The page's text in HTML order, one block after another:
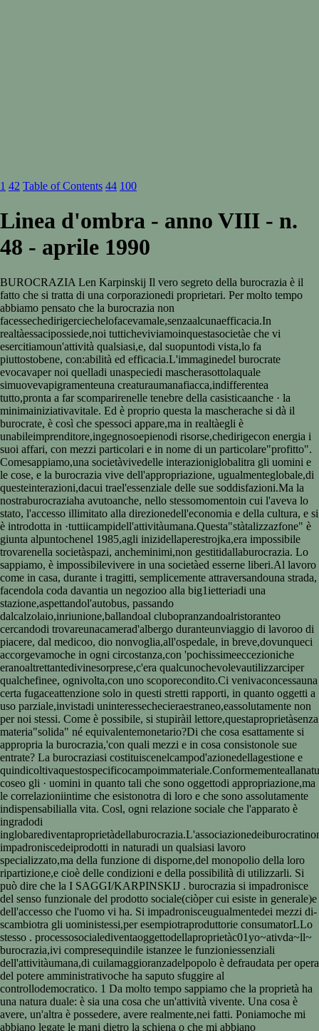
1 42 Table of Contents 44 100
Linea d'ombra - anno VIII - n.
48 - aprile 1990
BUROCRAZIA Len Karpinskij Il vero segreto della burocrazia è il
fatto che si tratta di una corporazionedi proprietari. Per molto tempo
abbiamo pensato che la burocrazia non
facessechedirigerciechelofacevamale,senzaalcunaefficacia.In
realtàessacipossiede,noi tutticheviviamoinquestasocietàe che vi
esercitiamoun'attività qualsiasi,e, dal suopuntodi vista,lo fa
piuttostobene, con:abilità ed efficacia.L'immaginedel burocrate
evocavaper noi quelladi unaspeciedi mascherasottolaquale
simuovevapigramenteuna creaturaumanafiacca,indifferentea
tutto,pronta a far scomparirenelle tenebre della casisticaanche · la
minimainiziativavitale. Ed è proprio questa la mascherache si dà il
burocrate, è così che spessoci appare,ma in realtàegli è
unabileimprenditore,ingegnosoepienodi risorse,chedirigecon energia i
suoi affari, con mezzi particolari e in nome di un particolare"profitto".
Comesappiamo,una societàvivedelle interazioniglobalitra gli uomini e
le cose, e la burocrazia vive dell'appropriazione, ugualmenteglobale,di
questeinterazioni,dacui trael'essenziale delle sue soddisfazioni.Ma la
nostraburocraziaha avutoanche, nello stessomomentoin cui l'aveva lo
stato, l'accesso illimitato alla direzionedell'economia e della cultura, e si
è introdotta in ·tuttiicampidell'attivitàumana.Questa"stàtalizzazfone" è
giunta alpuntochenel 1985,agli inizidellaperestrojka,era impossibile
trovarenella societàspazi, ancheminimi,non gestitidallaburocrazia. Lo
sappiamo, è impossibilevivere in una societàed esserne liberi.Al lavoro
come in casa, durante i tragitti, semplicemente attraversandouna strada,
facendola coda davantia un negozioo alla big1ietteriadi una
stazione,aspettandol'autobus, passando
dalcalzolaio,inriunione,ballandoal clubopranzandoalristoranteo
cercandodi trovareunacamerad'albergo duranteunviaggio di lavoroo di
piacere, dal medicoo, dio nonvoglia,all'ospedale, in breve,dovunqueci
accorgevamoche in ogni circostanza,con 'pochissimeeccezioniche
eranoaltrettantedivinesorprese,c'era qualcunochevolevautilizzarciper
qualchefinee, ognivolta,con uno scoporecondito.Ci venivaconcessauna
certa fugaceattenzione solo in questi stretti rapporti, in quanto oggetti a
uso parziale,invistadi uninteressechecieraestraneo,eassolutamente non
per noi stessi. Come è possibile, si stupiràil lettore,questaproprietàsenza
materia"solida" né equivalentemonetario?Di che cosa esattamente si
appropria la burocrazia,'con quali mezzi e in cosa consistonole sue
entrate? La burocraziasi costituiscenelcampod'azionedellagestione e
coseo gli · uomini in quanto tali che sono oggettodi appropriazione,ma
le correlazioniintime che esistonotra di loro e che sono assolutamente
indispensabilialla vita. Cosl, ogni relazione sociale che l'apparato è
ingradodi
impadroniscedeiprodotti in naturadi un qualsiasi lavoro
specializzato,ma della funzione di disporne,del monopolio della loro
ripartizione,e cioè delle condizioni e della possibilità di utilizzarli. Si
può dire che la I SAGGI/KARPINSKIJ . burocrazia si impadronisce
del senso funzionale del prodotto sociale(ciòper cui esiste in generale)e
dell'accesso che l'uomo vi ha. Si impadronisceugualmentedei mezzi di-
scambiotra gli uoministessi,per esempiotraproduttorie consumatorLLo
stesso . processosocialediventaoggettodellaproprietàc01yo~ativda~ll~
burocrazia,ivi compresequindile istanzee le funzioniessenziali
dell'attivitàumana,di cuilamaggioranzadelpopolo è defraudata per opera
del potere amministrativoche ha saputo sfuggire al
controllodemocratico. 1 Da molto tempo sappiamo che la proprietà ha
una natura duale: è sia una cosa che un'attività vivente. Una cosa è
avere, un'altra è possedere, avere realmente,nei fatti. Poniamoche mi
abbiano legate le mani dietro la schiena o che mi abbiano